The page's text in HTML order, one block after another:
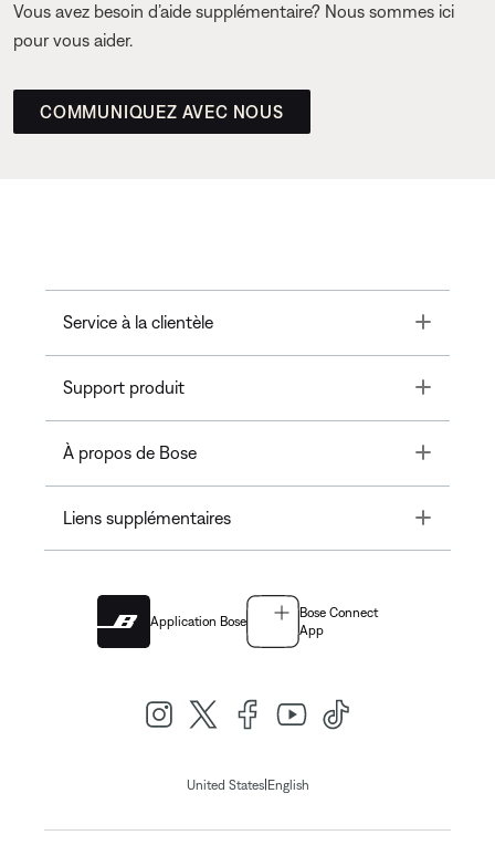
Vous avez besoin d’aide supplémentaire? Nous sommes ici
pour vous aider.
COMMUNIQUEZ AVEC NOUS
Service à la clientèle Toggle
Support produit Toggle
À propos de Bose Toggle
Liens supplémentaires Toggle
Application Bose
Bose Connect
App
United States| English